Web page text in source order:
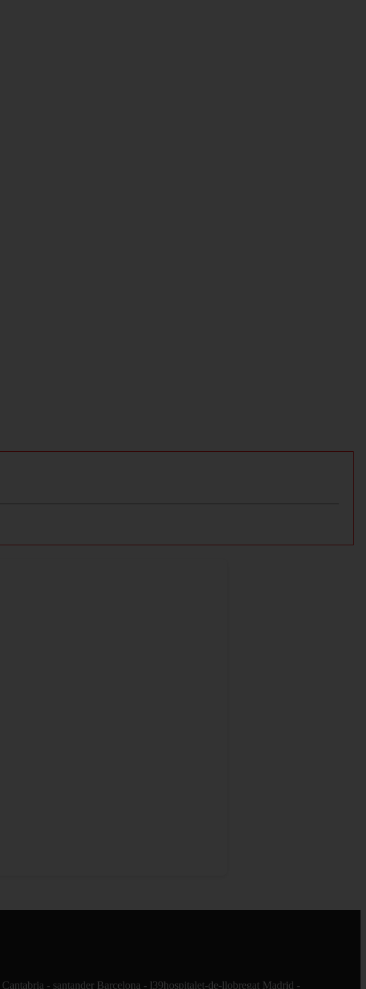
Cantabria - santander Barcelona - l39hospitalet-de-llobregat Madrid -